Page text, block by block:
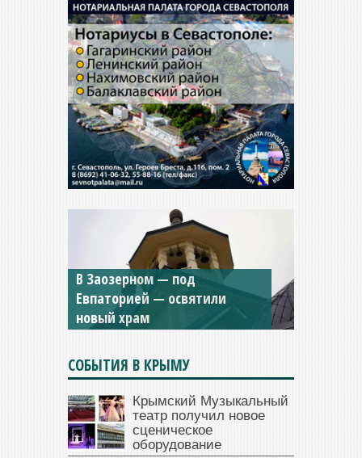
В Заозерном — под
Евпаторией — освятили
новый храм
Мужской монастырь Косьмы
и Дамиана в Крыму вновь
открыт для посещения
СОБЫТИЯ В КРЫМУ
Крымский Музыкальный
театр получил новое
сценическое
оборудование